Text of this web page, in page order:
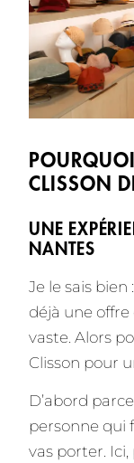
CLISSON
UNE
NANTES
Je le sais
déjà une
vaste. Alors
Clisson pour
D’abord
personne qui
vas porter.